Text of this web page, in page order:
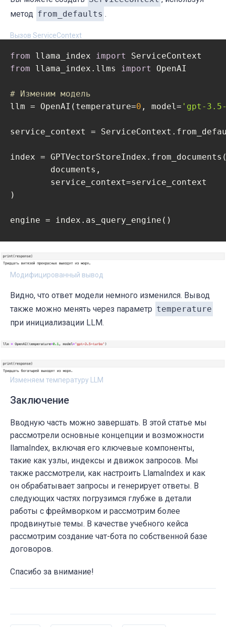
метод from_defaults .
Вызов ServiceContext
from llama_index import
from llama_index.llms import OpenAI
# Изменим модель
llm = OpenAI(temperature=0 , model= 'gpt-
service_context =
index =
)
engine = index.as_query_engine()
print(response)
Модифицированный вывод
Видно, что ответ модели немного изменился. Вывод
также можно менять через параметр temperature
при инициализации LLM.
Изменяем температуру LLM
Заключение
Вводную часть можно завершать. В этой статье мы
рассмотрели основные концепции и возможности
llamaIndex, включая его ключевые компоненты,
такие как узлы, индексы и движок запросов. Мы
также рассмотрели, как настроить LlamaIndex и как
он обрабатывает запросы и генерирует ответы. В
следующих частях погрузимся глубже в детали
работы с фреймворком и рассмотрим более
продвинутые темы. В качестве учебного кейса
рассмотрим создание чат-бота по собственной базе
договоров.
Спасибо за внимание!